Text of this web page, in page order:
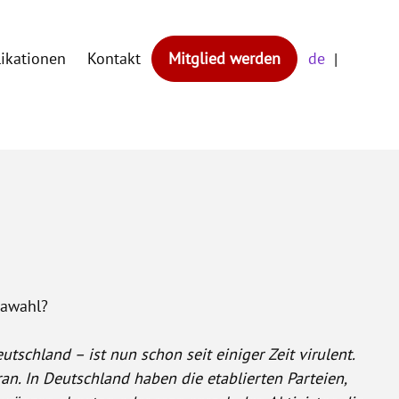
Kontakt Mitglied werden
de
– ist nun schon seit einiger Zeit virulent.
In Deutschland haben die etablierten Parteien,